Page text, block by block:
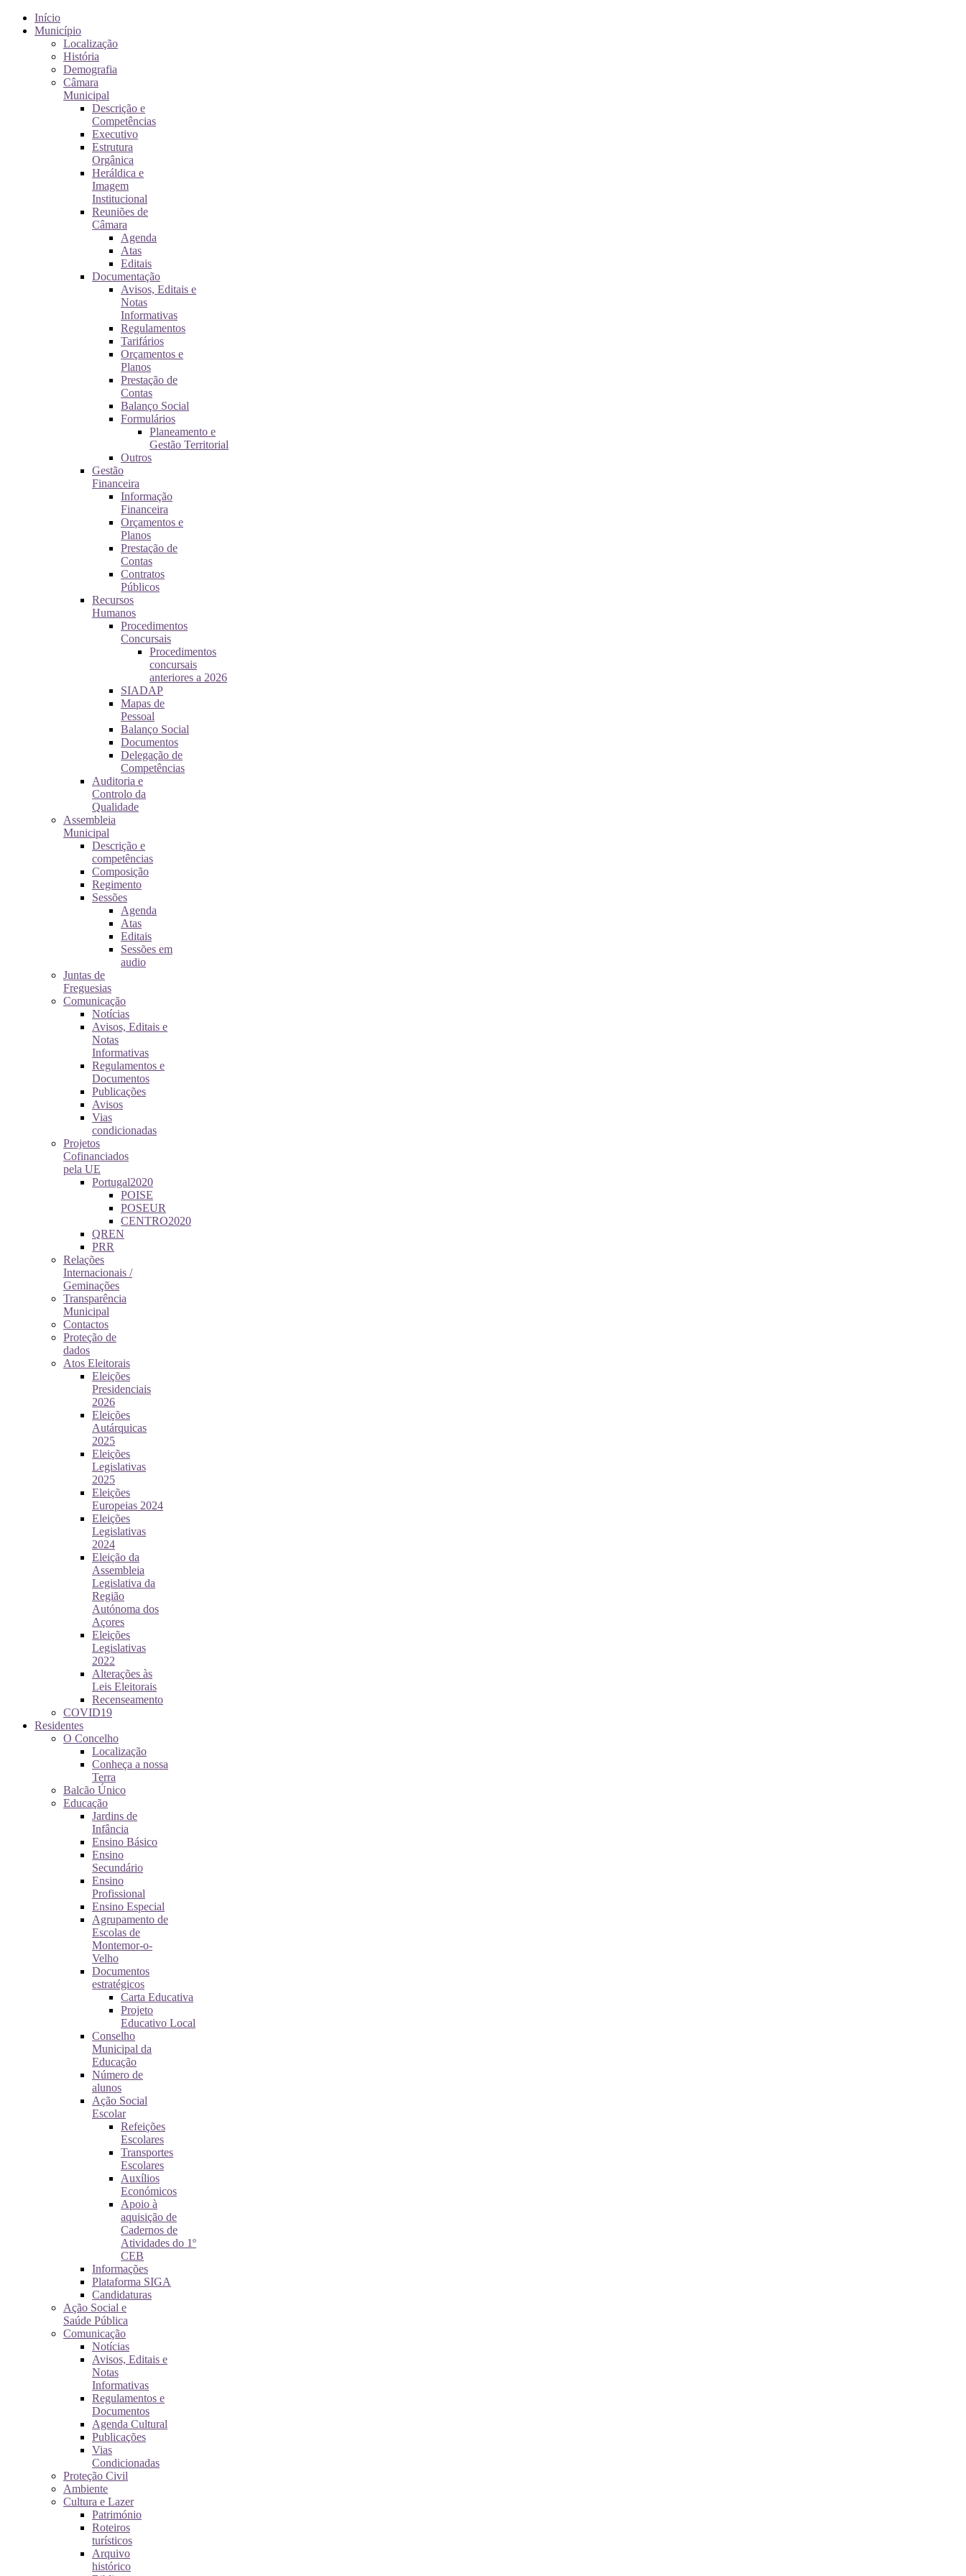
Início
Município
Localização
História
Demografia
Câmara
Municipal
Descrição e
Competências
Executivo
Estrutura
Orgânica
Heráldica e
Imagem
Institucional
Reuniões de
Câmara
Agenda
Atas
Editais
Documentação
Avisos, Editais e
Notas
Informativas
Regulamentos
Tarifários
Orçamentos e
Planos
Prestação de
Contas
Balanço Social
Formulários
Planeamento e
Gestão Territorial
Outros
Gestão
Financeira
Informação
Financeira
Orçamentos e
Planos
Prestação de
Contas
Contratos
Públicos
Recursos
Humanos
Procedimentos
Concursais
Procedimentos
concursais
anteriores a 2026
SIADAP
Mapas de
Pessoal
Balanço Social
Documentos
Delegação de
Competências
Auditoria e
Controlo da
Qualidade
Assembleia
Municipal
Descrição e
competências
Composição
Regimento
Sessões
Agenda
Atas
Editais
Sessões em
audio
Juntas de
Freguesias
Comunicação
Notícias
Avisos, Editais e
Notas
Informativas
Regulamentos e
Documentos
Publicações
Avisos
Vias
condicionadas
Projetos
Cofinanciados
pela UE
Portugal2020
POISE
POSEUR
CENTRO2020
QREN
PRR
Relações
Internacionais /
Geminações
Transparência
Municipal
Contactos
Proteção de
dados
Atos Eleitorais
Eleições
Presidenciais
2026
Eleições
Autárquicas
2025
Eleições
Legislativas
2025
Eleições
Europeias 2024
Eleições
Legislativas
2024
Eleição da
Assembleia
Legislativa da
Região
Autónoma dos
Açores
Eleições
Legislativas
2022
Alterações às
Leis Eleitorais
Recenseamento
COVID19
Residentes
O Concelho
Localização
Conheça a nossa
Terra
Balcão Único
Educação
Jardins de
Infância
Ensino Básico
Ensino
Secundário
Ensino
Profissional
Ensino Especial
Agrupamento de
Escolas de
Montemor-o-
Velho
Documentos
estratégicos
Carta Educativa
Projeto
Educativo Local
Conselho
Municipal da
Educação
Número de
alunos
Ação Social
Escolar
Refeições
Escolares
Transportes
Escolares
Auxílios
Económicos
Apoio à
aquisição de
Cadernos de
Atividades do 1º
CEB
Informações
Plataforma SIGA
Candidaturas
Ação Social e
Saúde Pública
Comunicação
Notícias
Avisos, Editais e
Notas
Informativas
Regulamentos e
Documentos
Agenda Cultural
Publicações
Vias
Condicionadas
Proteção Civil
Ambiente
Cultura e Lazer
Património
Roteiros
turísticos
Arquivo
histórico